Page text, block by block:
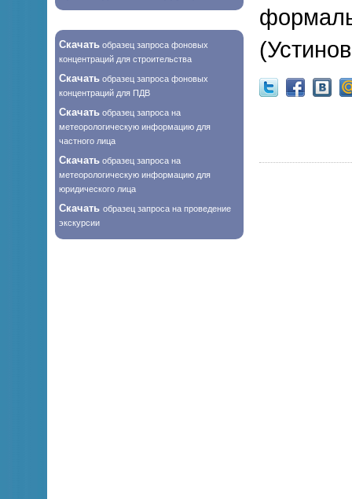
Скачать образец запроса фоновых
концентраций для строительства
Скачать образец запроса фоновых
концентраций для ПДВ
Скачать образец запроса на
метеорологическую информацию для
частного лица
Скачать образец запроса на
метеорологическую информацию для
юридического лица
Скачать образец запроса на проведение
экскурсии